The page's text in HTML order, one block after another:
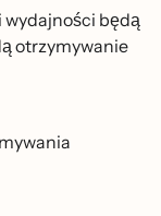
będą
otrzymywanie